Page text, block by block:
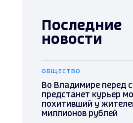
Последние
новости
ОБЩЕСТВО
Во Владимире перед
предстанет курьер
похитивший у
миллионов рублей